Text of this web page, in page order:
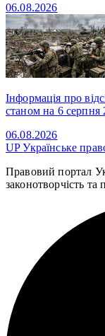
06.08.2026
Інформація про
станом на 6 серпня
06.08.2026
UPУкраїнське
Правовий портал
законотворчість